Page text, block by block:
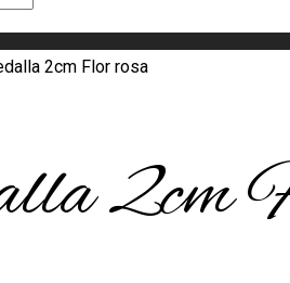
2cm Flor rosa
2cm